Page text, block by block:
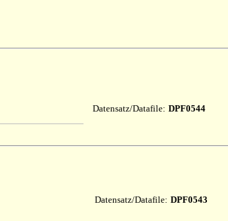
Datensatz/Datafile: DPF0544
Datensatz/Datafile: DPF0543